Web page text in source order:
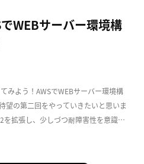
WEBサーバー環境構
みよう！AWSでWEBサーバー環境構
望の第二回をやっていきたいと思いま
を拡張し、少しづつ耐障害性を意識し